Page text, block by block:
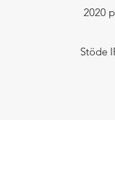
2020
Stöde